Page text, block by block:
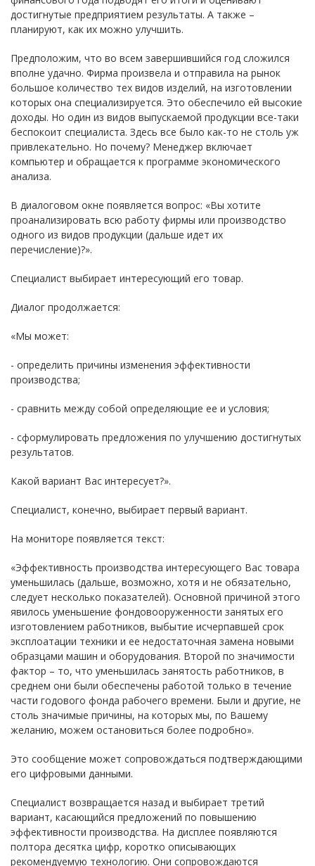
достигнутые предприятием результаты. А также –
планируют, как их можно улучшить.
Предположим, что во всем завершившийся год сложился
вполне удачно. Фирма произвела и отправила на рынок
большое количество тех видов изделий, на изготовлении
которых она специализируется. Это обеспечило ей высокие
доходы. Но один из видов выпускаемой продукции все-таки
беспокоит специалиста. Здесь все было как-то не столь уж
привлекательно. Но почему? Менеджер включает
компьютер и обращается к программе экономического
анализа.
В диалоговом окне появляется вопрос: «Вы хотите
проанализировать всю работу фирмы или производство
одного из видов продукции (дальше идет их
перечисление)?».
Специалист выбирает интересующий его товар.
Диалог продолжается:
«Мы может:
- определить причины изменения эффективности
производства;
- сравнить между собой определяющие ее и условия;
- сформулировать предложения по улучшению достигнутых
результатов.
Какой вариант Вас интересует?».
Специалист, конечно, выбирает первый вариант.
На мониторе появляется текст:
«Эффективность производства интересующего Вас товара
уменьшилась (дальше, возможно, хотя и не обязательно,
следует несколько показателей). Основной причиной этого
явилось уменьшение фондовооруженности занятых его
изготовлением работников, выбытие исчерпавшей срок
эксплоатации техники и ее недостаточная замена новыми
образцами машин и оборудования. Второй по значимости
фактор – то, что уменьшилась занятость работников, в
среднем они были обеспечены работой только в течение
части годового фонда рабочего времени. Были и другие, не
столь значимые причины, на которых мы, по Вашему
желанию, можем остановиться более подробно».
Это сообщение может сопровождаться подтверждающими
его цифровыми данными.
Специалист возвращается назад и выбирает третий
вариант, касающийся предложений по повышению
эффективности производства. На дисплее появляются
полтора десятка цифр, коротко описывающих
рекомендуемую технологию. Они сопровождаются